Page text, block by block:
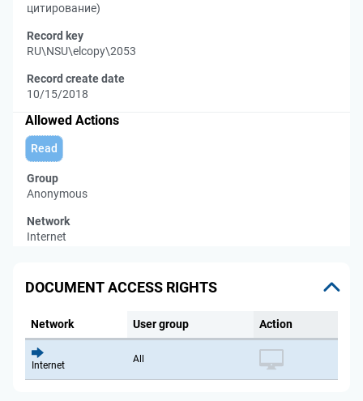
цитирование)
Record key
RU\NSU\elcopy\2053
Record create date
10/15/2018
Allowed Actions
Read
Group
Anonymous
Network
Internet
DOCUMENT ACCESS RIGHTS
Network User group Action
Internet
All